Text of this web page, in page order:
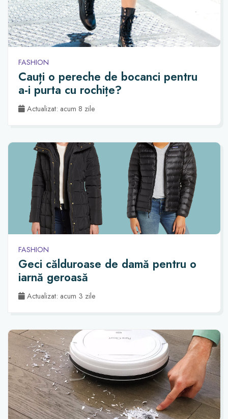
FASHION
Cauți o pereche de bocanci pentru
a-i purta cu rochițe?
Actualizat: acum 8 zile
FASHION
Geci călduroase de damă pentru o
iarnă geroasă
Actualizat: acum 3 zile